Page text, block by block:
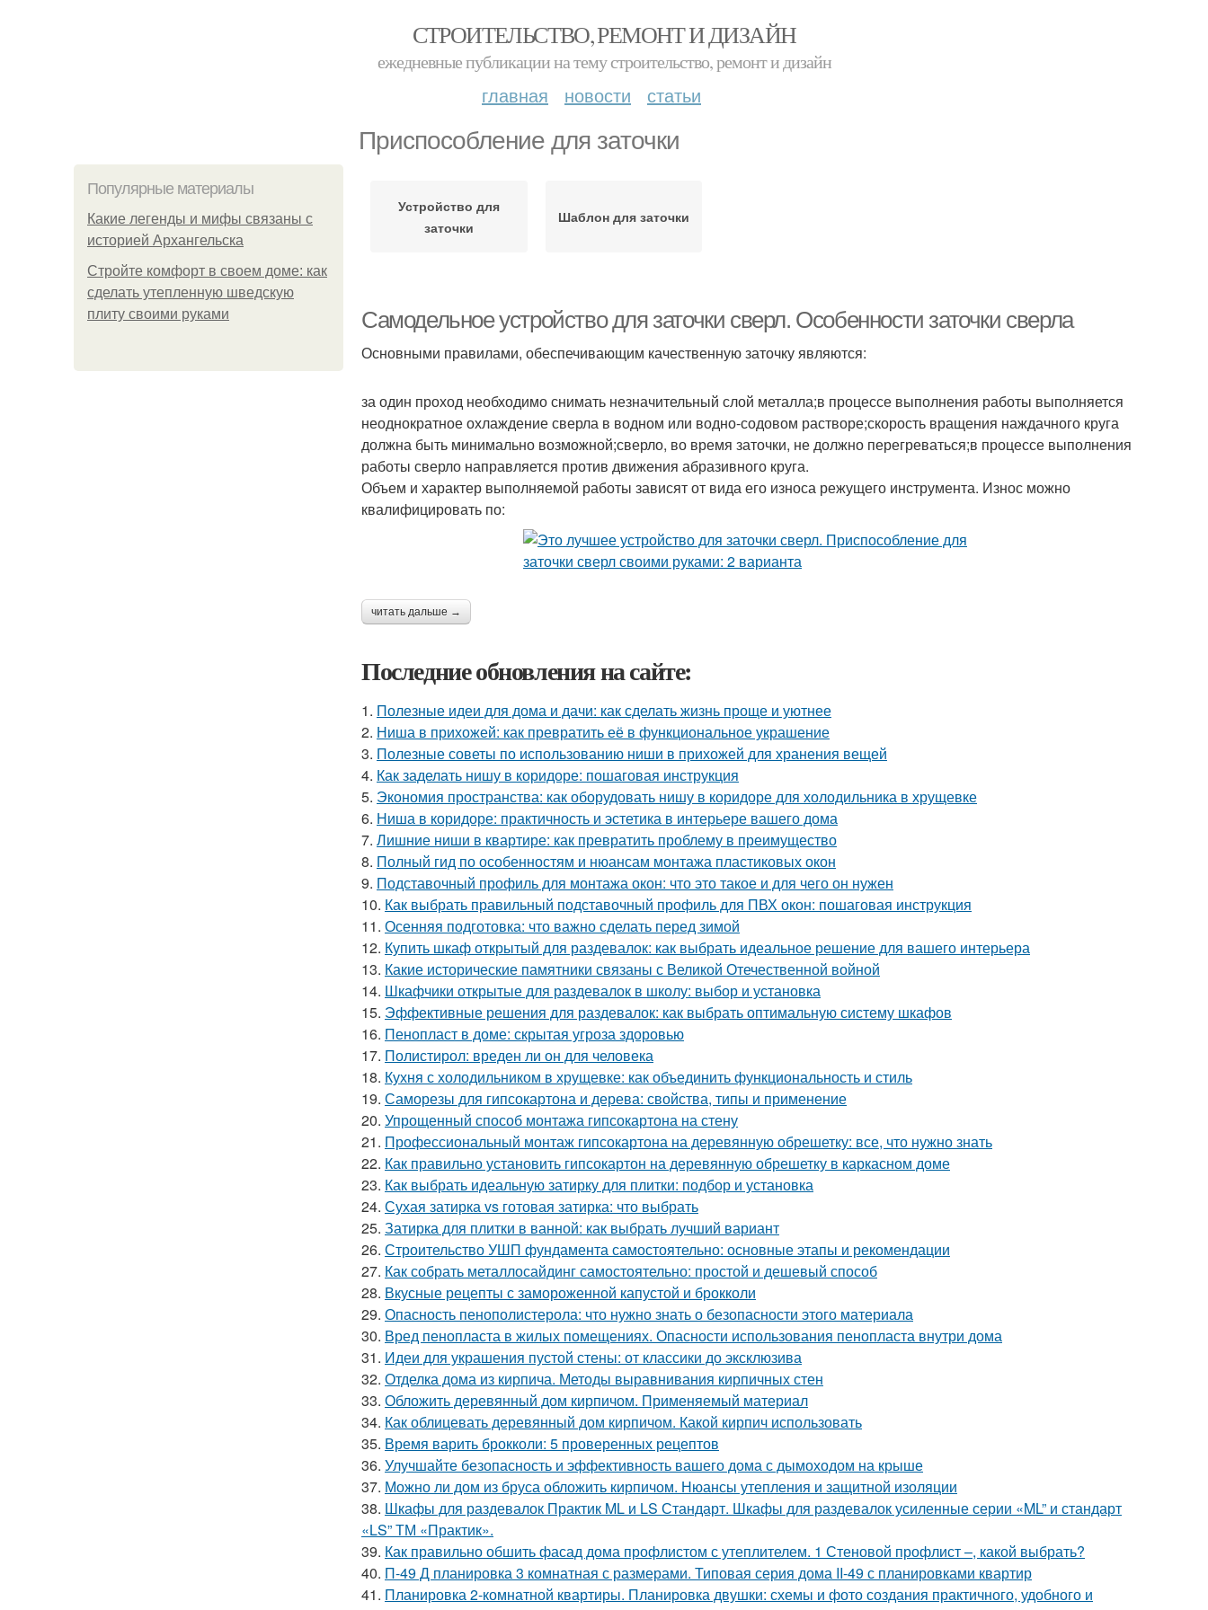
СТРОИТЕЛЬСТВО, РЕМОНТ И ДИЗАЙН
ежедневные публикации на тему строительство, ремонт и дизайн
главная новости статьи
Приспособление для заточки
Популярные материалы
Какие легенды и мифы связаны с
историей Архангельска
Стройте комфорт в своем доме: как
сделать утепленную шведскую
плиту своими руками
Устройство для
заточки
Шаблон для заточки
Самодельное устройство для заточки сверл. Особенности заточки сверла
Основными правилами, обеспечивающим качественную заточку являются:
за один проход необходимо снимать незначительный слой металла;в процессе выполнения работы выполняется
неоднократное охлаждение сверла в водном или водно-содовом растворе;скорость вращения наждачного круга
должна быть минимально возможной;сверло, во время заточки, не должно перегреваться;в процессе выполнения
работы сверло направляется против движения абразивного круга.
Объем и характер выполняемой работы зависят от вида его износа режущего инструмента. Износ можно
квалифицировать по:
читать дальше →
Последние обновления на сайте:
1. Полезные идеи для дома и дачи: как сделать жизнь проще и уютнее
2. Ниша в прихожей: как превратить её в функциональное украшение
3. Полезные советы по использованию ниши в прихожей для хранения вещей
4. Как заделать нишу в коридоре: пошаговая инструкция
5. Экономия пространства: как оборудовать нишу в коридоре для холодильника в хрущевке
6. Ниша в коридоре: практичность и эстетика в интерьере вашего дома
7. Лишние ниши в квартире: как превратить проблему в преимущество
8. Полный гид по особенностям и нюансам монтажа пластиковых окон
9. Подставочный профиль для монтажа окон: что это такое и для чего он нужен
10. Как выбрать правильный подставочный профиль для ПВХ окон: пошаговая инструкция
11. Осенняя подготовка: что важно сделать перед зимой
12. Купить шкаф открытый для раздевалок: как выбрать идеальное решение для вашего интерьера
13. Какие исторические памятники связаны с Великой Отечественной войной
14. Шкафчики открытые для раздевалок в школу: выбор и установка
15. Эффективные решения для раздевалок: как выбрать оптимальную систему шкафов
16. Пенопласт в доме: скрытая угроза здоровью
17. Полистирол: вреден ли он для человека
18. Кухня с холодильником в хрущевке: как объединить функциональность и стиль
19. Саморезы для гипсокартона и дерева: свойства, типы и применение
20. Упрощенный способ монтажа гипсокартона на стену
21. Профессиональный монтаж гипсокартона на деревянную обрешетку: все, что нужно знать
22. Как правильно установить гипсокартон на деревянную обрешетку в каркасном доме
23. Как выбрать идеальную затирку для плитки: подбор и установка
24. Сухая затирка vs готовая затирка: что выбрать
25. Затирка для плитки в ванной: как выбрать лучший вариант
26. Строительство УШП фундамента самостоятельно: основные этапы и рекомендации
27. Как собрать металлосайдинг самостоятельно: простой и дешевый способ
28. Вкусные рецепты с замороженной капустой и брокколи
29. Опасность пенополистерола: что нужно знать о безопасности этого материала
30. Вред пенопласта в жилых помещениях. Опасности использования пенопласта внутри дома
31. Идеи для украшения пустой стены: от классики до эксклюзива
32. Отделка дома из кирпича. Методы выравнивания кирпичных стен
33. Обложить деревянный дом кирпичом. Применяемый материал
34. Как облицевать деревянный дом кирпичом. Какой кирпич использовать
35. Время варить брокколи: 5 проверенных рецептов
36. Улучшайте безопасность и эффективность вашего дома с дымоходом на крыше
37. Можно ли дом из бруса обложить кирпичом. Нюансы утепления и защитной изоляции
38. Шкафы для раздевалок Практик ML и LS Стандарт. Шкафы для раздевалок усиленные серии «ML” и стандарт
«LS” ТМ «Практик».
39. Как правильно обшить фасад дома профлистом с утеплителем. 1 Стеновой профлист –, какой выбрать?
40. П-49 Д планировка 3 комнатная с размерами. Типовая серия дома II-49 с планировками квартир
41. Планировка 2-комнатной квартиры. Планировка двушки: схемы и фото создания практичного, удобного и